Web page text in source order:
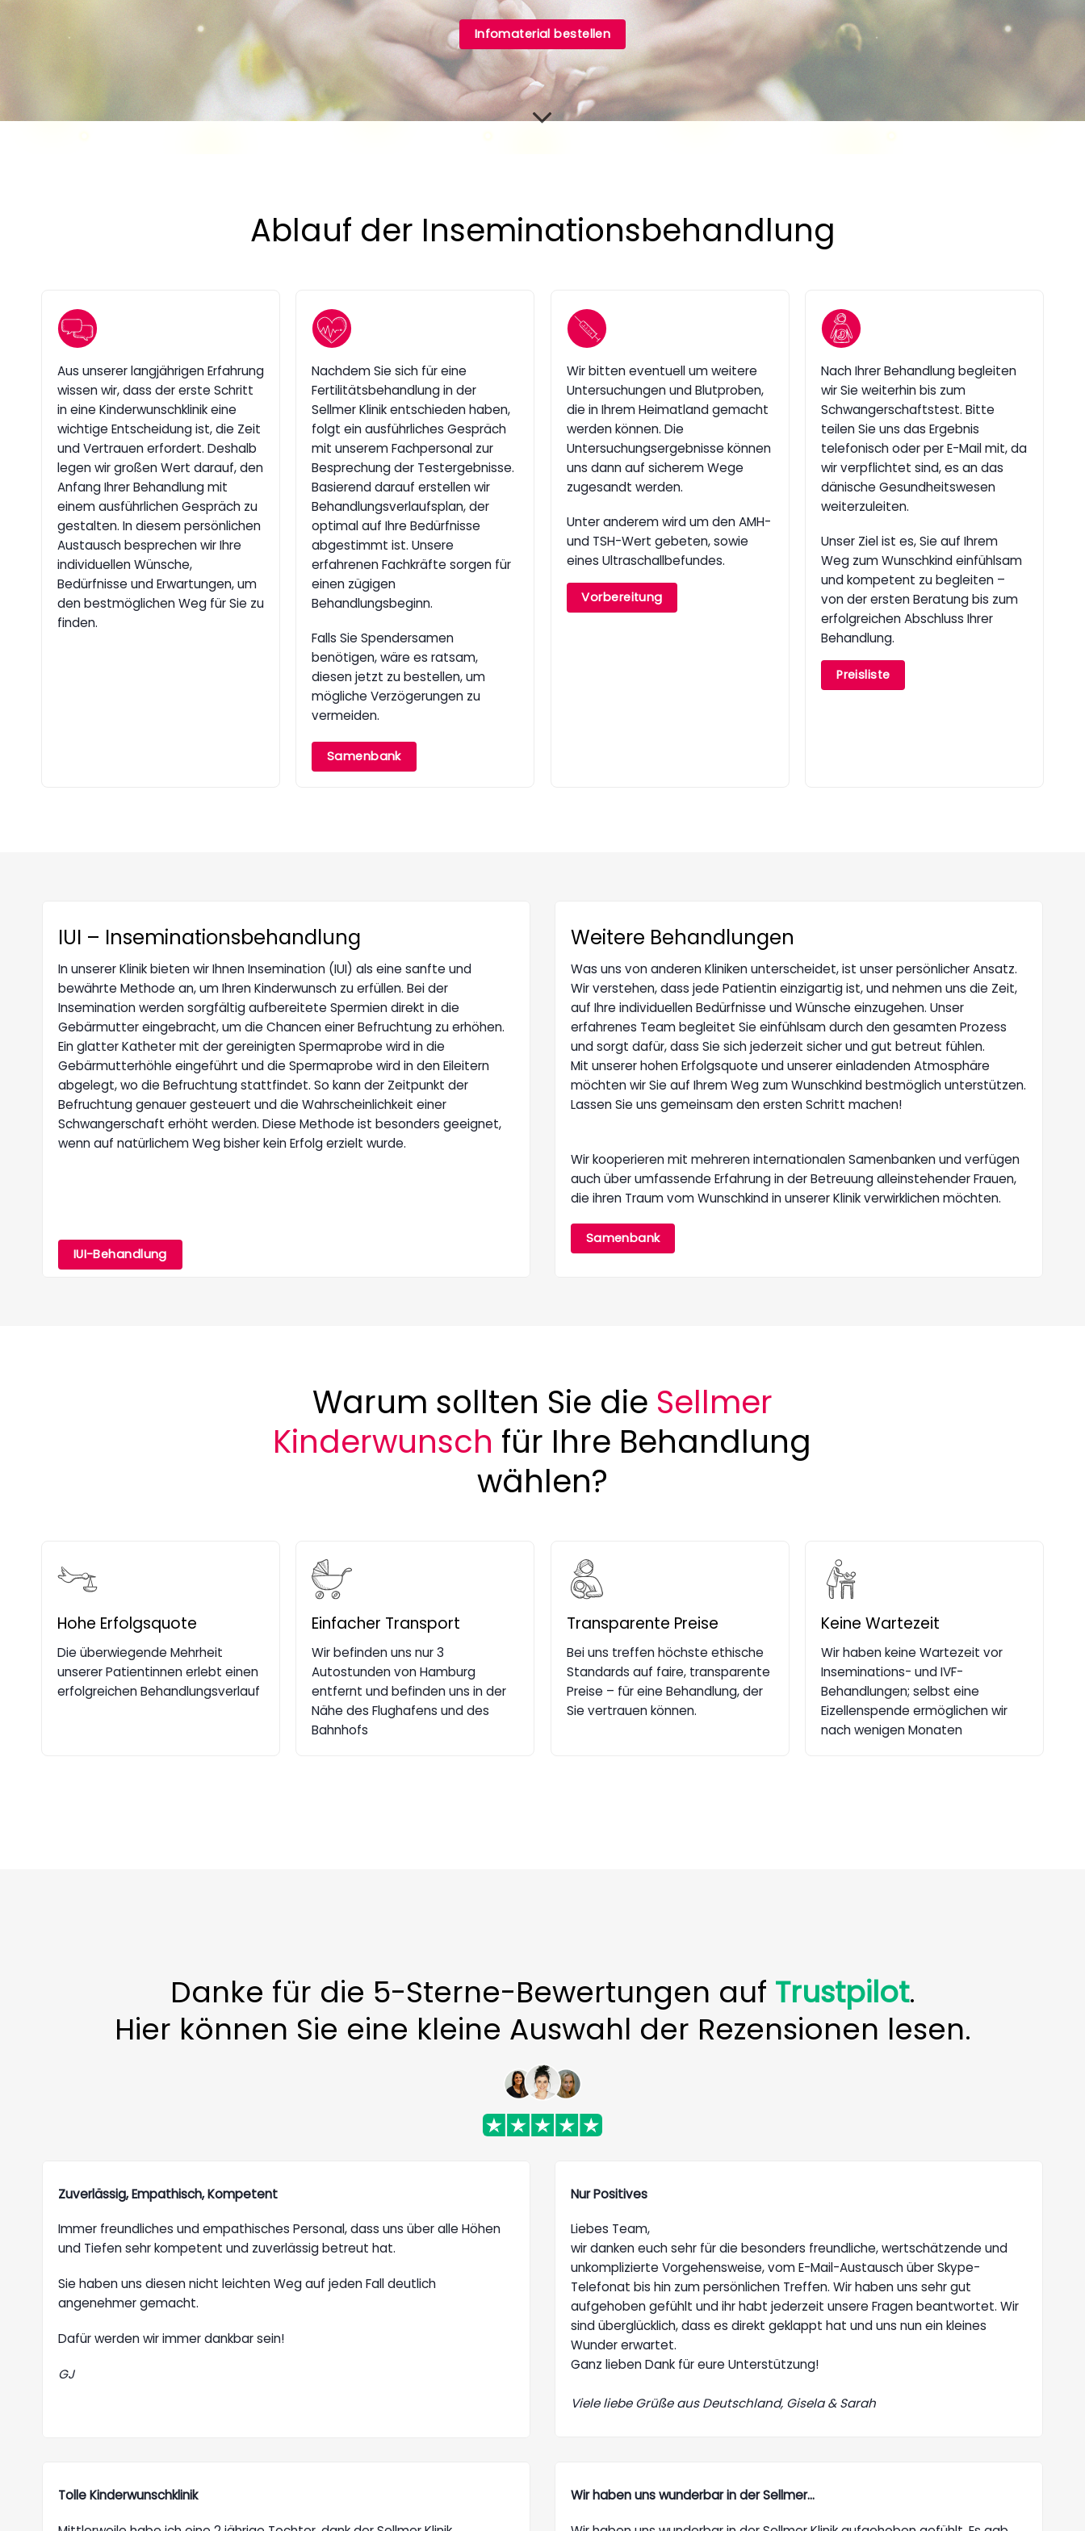
Infomaterial bestellen
Ablauf der Inseminationsbehandlung
Aus unserer langjährigen Erfahrung
wissen wir, dass der erste Schritt
in eine Kinderwunschklinik eine
wichtige Entscheidung ist, die Zeit
und Vertrauen erfordert. Deshalb
legen wir großen Wert darauf, den
Anfang Ihrer Behandlung mit
einem ausführlichen Gespräch zu
gestalten. In diesem persönlichen
Austausch besprechen wir Ihre
individuellen Wünsche,
Bedürfnisse und Erwartungen, um
den bestmöglichen Weg für Sie zu
finden.
Nachdem Sie sich für eine
Fertilitätsbehandlung in der
Sellmer Klinik entschieden haben,
folgt ein ausführliches Gespräch
mit unserem Fachpersonal zur
Besprechung der Testergebnisse.
Basierend darauf erstellen wir
Behandlungsverlaufsplan, der
optimal auf Ihre Bedürfnisse
abgestimmt ist. Unsere
erfahrenen Fachkräfte sorgen für
einen zügigen
Behandlungsbeginn.
Falls Sie Spendersamen
benötigen, wäre es ratsam,
diesen jetzt zu bestellen, um
mögliche Verzögerungen zu
vermeiden.
Samenbank
Wir bitten eventuell um weitere
Untersuchungen und Blutproben,
die in Ihrem Heimatland gemacht
werden können. Die
Untersuchungsergebnisse können
uns dann auf sicherem Wege
zugesandt werden.
Unter anderem wird um den AMH-
und TSH-Wert gebeten, sowie
eines Ultraschallbefundes.
Vorbereitung
Nach Ihrer Behandlung begleiten
wir Sie weiterhin bis zum
Schwangerschaftstest. Bitte
teilen Sie uns das Ergebnis
telefonisch oder per E-Mail mit, da
wir verpflichtet sind, es an das
dänische Gesundheitswesen
weiterzuleiten.
Unser Ziel ist es, Sie auf Ihrem
Weg zum Wunschkind einfühlsam
und kompetent zu begleiten –
von der ersten Beratung bis zum
erfolgreichen Abschluss Ihrer
Behandlung.
Preisliste
IUI – Inseminationsbehandlung
In unserer Klinik bieten wir Ihnen Insemination (IUI) als eine sanfte und
bewährte Methode an, um Ihren Kinderwunsch zu erfüllen. Bei der
Insemination werden sorgfältig aufbereitete Spermien direkt in die
Gebärmutter eingebracht, um die Chancen einer Befruchtung zu erhöhen.
Ein glatter Katheter mit der gereinigten Spermaprobe wird in die
Gebärmutterhöhle eingeführt und die Spermaprobe wird in den Eileitern
abgelegt, wo die Befruchtung stattfindet. So kann der Zeitpunkt der
Befruchtung genauer gesteuert und die Wahrscheinlichkeit einer
Schwangerschaft erhöht werden. Diese Methode ist besonders geeignet,
wenn auf natürlichem Weg bisher kein Erfolg erzielt wurde.
IUI-Behandlung
Weitere Behandlungen
Was uns von anderen Kliniken unterscheidet, ist unser persönlicher Ansatz.
Wir verstehen, dass jede Patientin einzigartig ist, und nehmen uns die Zeit,
auf Ihre individuellen Bedürfnisse und Wünsche einzugehen. Unser
erfahrenes Team begleitet Sie einfühlsam durch den gesamten Prozess
und sorgt dafür, dass Sie sich jederzeit sicher und gut betreut fühlen.
Mit unserer hohen Erfolgsquote und unserer einladenden Atmosphäre
möchten wir Sie auf Ihrem Weg zum Wunschkind bestmöglich unterstützen.
Lassen Sie uns gemeinsam den ersten Schritt machen!
Wir kooperieren mit mehreren internationalen Samenbanken und verfügen
auch über umfassende Erfahrung in der Betreuung alleinstehender Frauen,
die ihren Traum vom Wunschkind in unserer Klinik verwirklichen möchten.
Samenbank
Warum sollten Sie die Sellmer
Kinderwunsch für Ihre Behandlung
wählen?
Hohe Erfolgsquote
Die überwiegende Mehrheit
unserer Patientinnen erlebt einen
erfolgreichen Behandlungsverlauf
Einfacher Transport
Wir befinden uns nur 3
Autostunden von Hamburg
entfernt und befinden uns in der
Nähe des Flughafens und des
Bahnhofs
Transparente Preise
Bei uns treffen höchste ethische
Standards auf faire, transparente
Preise – für eine Behandlung, der
Sie vertrauen können.
Keine Wartezeit
Wir haben keine Wartezeit vor
Inseminations- und IVF-
Behandlungen; selbst eine
Eizellenspende ermöglichen wir
nach wenigen Monaten
Danke für die 5-Sterne-Bewertungen auf Trustpilot.
Hier können Sie eine kleine Auswahl der Rezensionen lesen.
Zuverlässig, Empathisch, Kompetent
Immer freundliches und empathisches Personal, dass uns über alle Höhen
und Tiefen sehr kompetent und zuverlässig betreut hat.
Sie haben uns diesen nicht leichten Weg auf jeden Fall deutlich
angenehmer gemacht.
Dafür werden wir immer dankbar sein!
GJ
Nur Positives
Liebes Team,
wir danken euch sehr für die besonders freundliche, wertschätzende und
unkomplizierte Vorgehensweise, vom E-Mail-Austausch über Skype-
Telefonat bis hin zum persönlichen Treffen. Wir haben uns sehr gut
aufgehoben gefühlt und ihr habt jederzeit unsere Fragen beantwortet. Wir
sind überglücklich, dass es direkt geklappt hat und uns nun ein kleines
Wunder erwartet.
Ganz lieben Dank für eure Unterstützung!
Viele liebe Grüße aus Deutschland, Gisela & Sarah
Tolle Kinderwunschklinik Wir haben uns wunderbar in der Sellmer…